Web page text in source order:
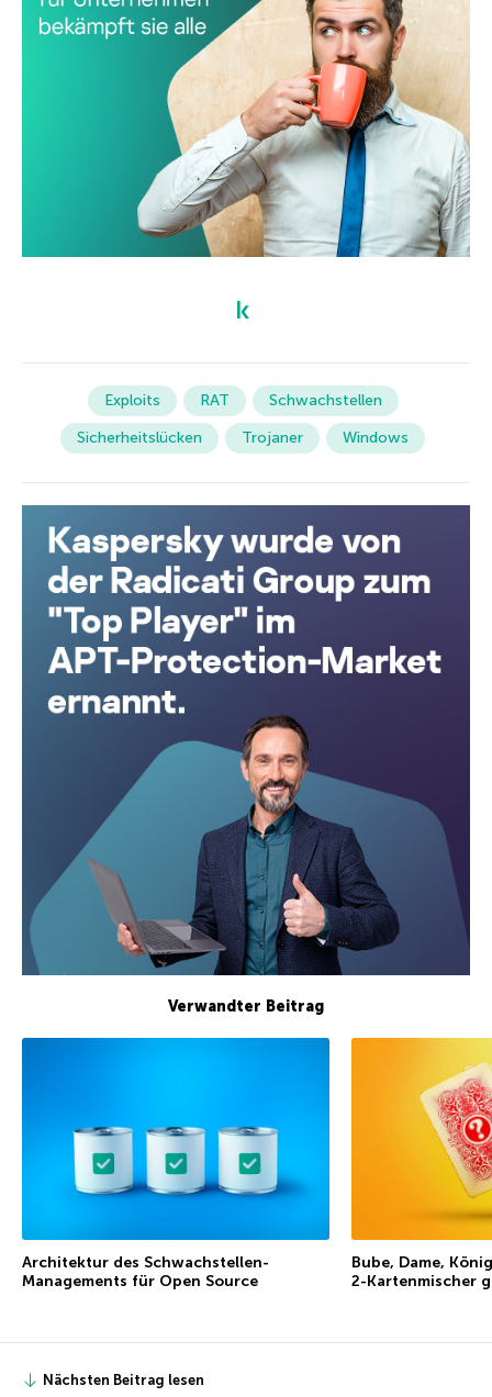
Exploits RAT
Schwachstellen
Sicherheitslücken
Trojaner Windows
Verwandter Beitrag
Architektur des Schwachstellen-
Managements für Open Source
Bube, Dame,
2-Kartenmischer
Nächsten Beitrag lesen